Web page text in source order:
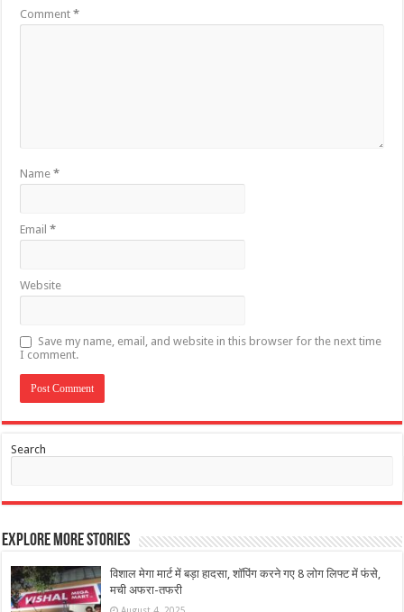
Comment*
Name*
Email*
Website
Save my name, email, and website in this browser for the next time
I comment.
Search
Explore More Stories
विशाल मेगा मार्ट में बड़ा हादसा, शॉपिंग करने गए 8 लोग लिफ्ट में फंसे,
मची अफरा-तफरी